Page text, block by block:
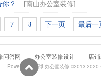
？... [南山办公室装修]
7 8 下一页 最后一
问答网 | 办公室装修设计 | 店
Powered by 深圳办公室装修©2013-2020